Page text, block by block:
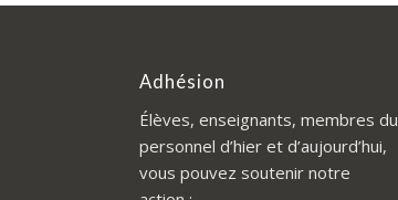
Adhésion
Élèves, enseignants, membres du
personnel d’hier et d’aujourd’hui,
vous pouvez soutenir notre